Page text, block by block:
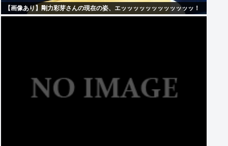
【画像あり】剛力彩芽さんの現在の姿、エッッッッッッッッッッッッ！